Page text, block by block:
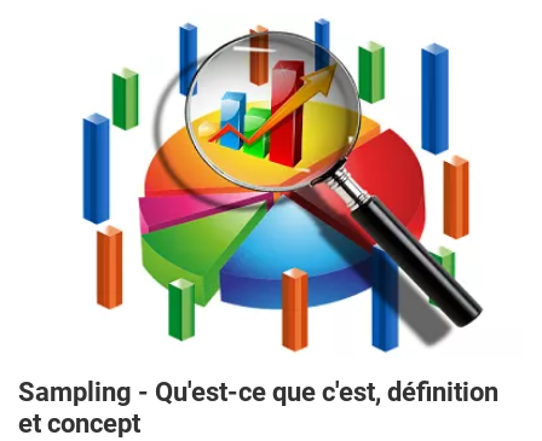
Sampling - Qu'est-ce que c'est, définition
et concept